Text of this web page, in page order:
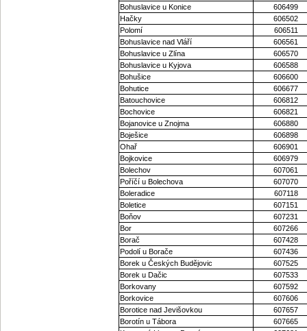
Bohuslavice u Konice
606499
Hačky
606502
Polomí
606511
Bohuslavice nad Vláří
606561
Bohuslavice u Zlína
606570
Bohuslavice u Kyjova
606588
Bohušice
606600
Bohutice
606677
Batouchovice
606812
Bochovice
606821
Bojanovice u Znojma
606880
Boješice
606898
Ohař
606901
Bojkovice
606979
Bolechov
607061
Poříčí u Bolechova
607070
Boleradice
607118
Boletice
607151
Boňov
607231
Bor
607266
Borač
607428
Podolí u Borače
607436
Borek u Českých Budějovic
607525
Borek u Dačic
607533
Borkovany
607592
Borkovice
607606
Borotice nad Jevišovkou
607657
Borotín u Tábora
607665